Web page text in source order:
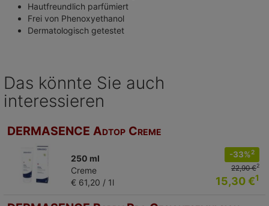
Hautfreundlich parfümiert
Frei von Phenoxyethanol
Dermatologisch getestet
Das könnte Sie auch
interessieren
DERMASENCE Adtop Creme
250 ml
Creme
€ 61,20 / 1l
-33%2
22,90 €2
15,30 €1